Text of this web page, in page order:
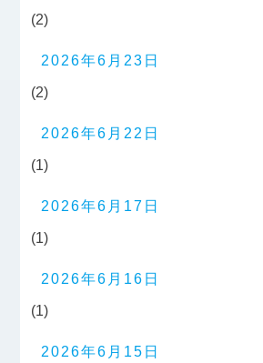
(2)
2026年6月23日
(2)
2026年6月22日
(1)
2026年6月17日
(1)
2026年6月16日
(1)
2026年6月15日